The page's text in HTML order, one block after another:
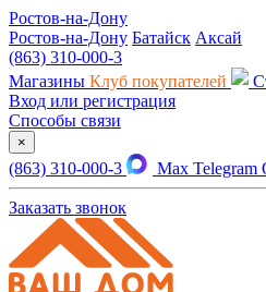
Ростов-на-Дону
Ростов-на-Дону Батайск Аксай
(863) 310-000-3
Магазины Клуб покупателей
Вход или регистрация
Способы связи
×
(863) 310-000-3 Max Telegram
Заказать звонок